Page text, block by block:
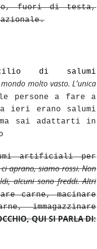
fuori di testa,
di salumi
molto vasto.L’unica
persone a fare a
a ieri erano salumi
sai adattarti in
artificiali per
aprano, siamo rossi.Non
alcuni sono freddi. Altri
carne, macinare
immagazzinare
QUI SI PARLA DI: